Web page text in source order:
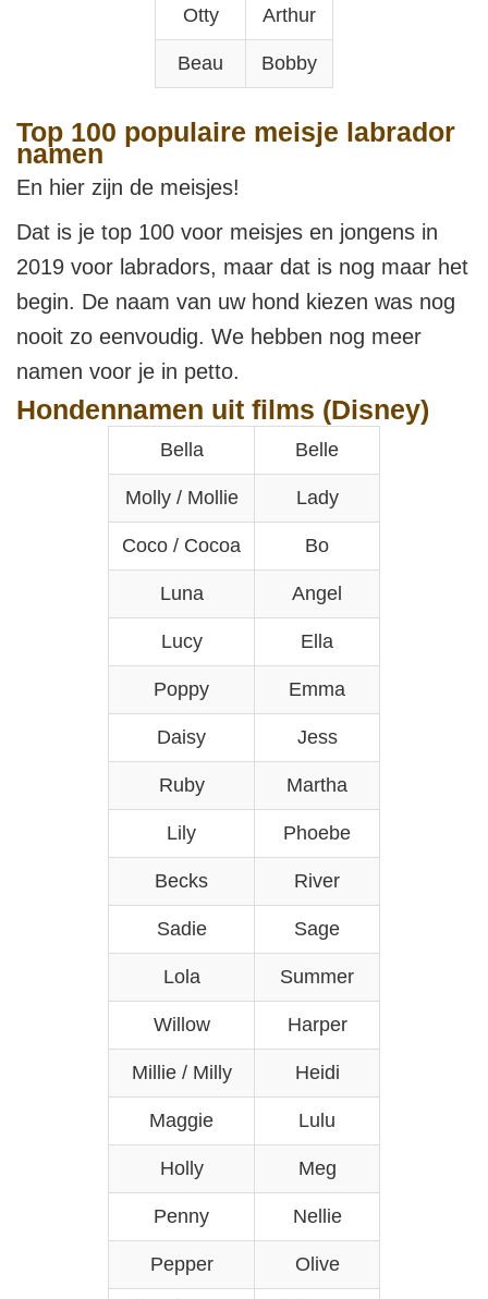
Otty Arthur
Beau Bobby
Top 100 populaire meisje labrador
namen
En hier zijn de meisjes!
Dat is je top 100 voor meisjes en jongens in
2019 voor labradors, maar dat is nog maar het
begin. De naam van uw hond kiezen was nog
nooit zo eenvoudig. We hebben nog meer
namen voor je in petto.
Hondennamen uit films (Disney)
Bella Belle
Molly / Mollie Lady
Coco / Cocoa Bo
Luna Angel
Lucy Ella
Poppy Emma
Daisy Jess
Ruby Martha
Lily Phoebe
Becks River
Sadie Sage
Lola Summer
Willow Harper
Millie / Milly Heidi
Maggie Lulu
Holly Meg
Penny Nellie
Pepper Olive